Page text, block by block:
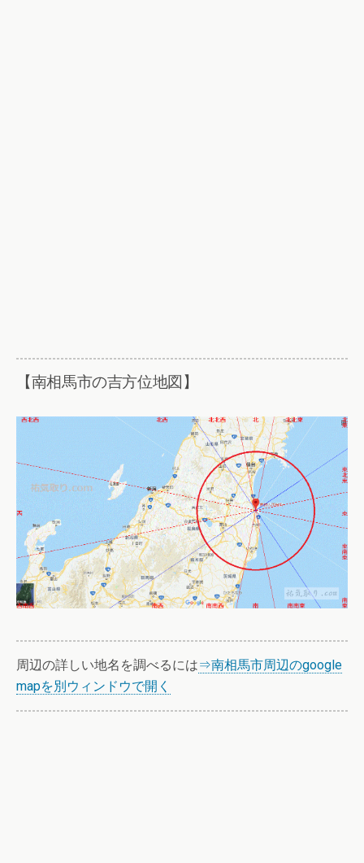
【南相馬市の吉方位地図】
周辺の詳しい地名を調べるには⇒南相馬市周辺のgoogle
mapを別ウィンドウで開く